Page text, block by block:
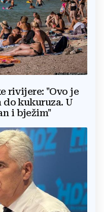
rivijere: "Ovo je
do kukuruza. U
i bježim"